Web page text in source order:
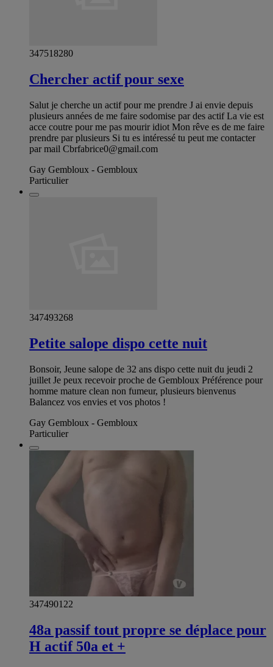
347518280
Chercher actif pour sexe
Salut je cherche un actif pour me prendre J ai envie depuis
plusieurs années de me faire sodomise par des actif La vie est
acce coutre pour me pas mourir idiot Mon rêve es de me faire
prendre par plusieurs Si tu es intéressé tu peut me contacter
par mail Cbrfabrice0@gmail.com
Gay Gembloux - Gembloux
Particulier
347493268
Petite salope dispo cette nuit
Bonsoir, Jeune salope de 32 ans dispo cette nuit du jeudi 2
juillet Je peux recevoir proche de Gembloux Préférence pour
homme mature clean non fumeur, plusieurs bienvenus
Balancez vos envies et vos photos !
Gay Gembloux - Gembloux
Particulier
347490122
48a passif tout propre se déplace pour
H actif 50a et +